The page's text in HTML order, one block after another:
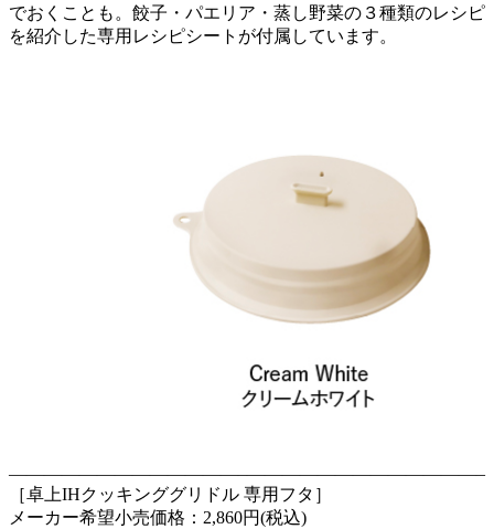
でおくことも。餃子・パエリア・蒸し野菜の３種類のレシピ
を紹介した専用レシピシートが付属しています。
—————————————–—————————————–
［卓上IHクッキンググリドル 専用フタ］
メーカー希望小売価格：2,860円(税込)